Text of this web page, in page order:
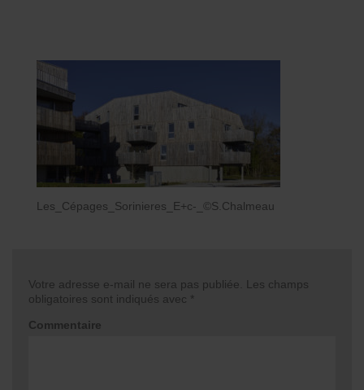
Les_Cépages_Sorinieres_E+c-_©S.Chalmeau
Votre adresse e-mail ne sera pas publiée.
Les champs
obligatoires sont indiqués avec *
Commentaire